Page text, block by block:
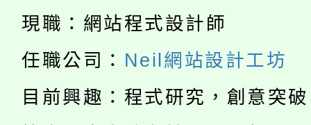
程
「本色祭」8/29、30在
場熱烈登場!
8/21下午1時於龍潭區
徵才活動。
YOUNG桃局內行報名
現職：網站程式設計師
任職公司： Neil網站設計工坊
目前興趣：程式研究，創意突